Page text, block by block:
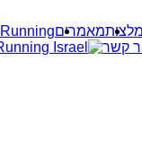
מאמרים
קשר